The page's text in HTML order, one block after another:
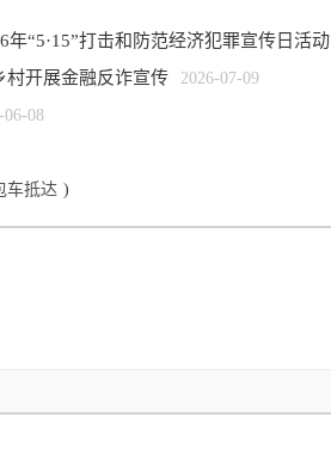
“5·15”打击和防范经济犯罪宣传日活动
村开展金融反诈宣传 2026-07-09
06-08
车抵达 )